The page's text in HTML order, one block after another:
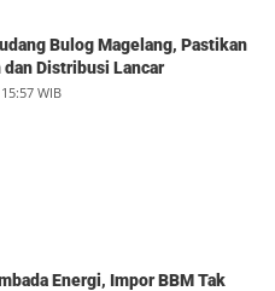
Bulog Magelang, Pastikan
Distribusi Lancar
WIB
Energi, Impor BBM Tak